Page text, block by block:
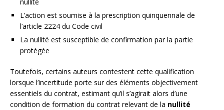
L’action est soumise à la prescription quinquennale de
l’article 2224 du Code civil
La nullité est susceptible de confirmation par la partie
protégée
Toutefois, certains auteurs contestent cette qualification
lorsque l’incertitude porte sur des éléments objectivement
essentiels du contrat, estimant qu’il s’agirait alors d’une
condition de formation du contrat relevant de la nullité